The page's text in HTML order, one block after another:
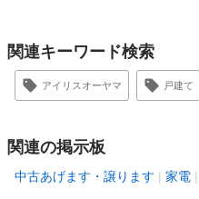
関連キーワード検索
アイリスオーヤマ 戸建て
関連の掲示板
中古あげます・譲ります 家電